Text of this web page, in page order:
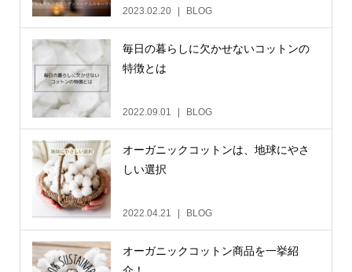
2023.02.20 BLOG
毎日の暮らしに欠かせないコットンの
特徴とは
2022.09.01 BLOG
オーガニックコットンは、地球にやさ
しい選択
2022.04.21 BLOG
オーガニックコットン商品を一挙紹